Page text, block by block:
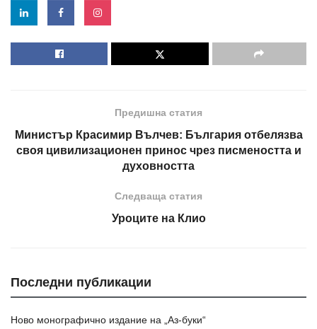
Предишна статия
Министър Красимир Вълчев: България отбелязва
своя цивилизационен принос чрез писмеността и
духовността
Следваща статия
Уроците на Клио
Последни публикации
Ново монографично издание на „Аз-буки“